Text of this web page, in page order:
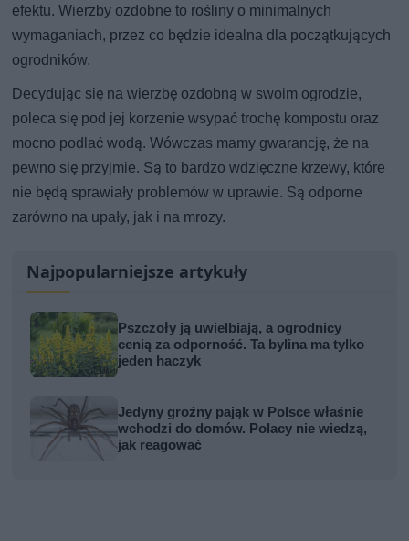
efektu. Wierzby ozdobne to rośliny o minimalnych
wymaganiach, przez co będzie idealna dla początkujących
ogrodników.
Decydując się na wierzbę ozdobną w swoim ogrodzie,
poleca się pod jej korzenie wsypać trochę kompostu oraz
mocno podlać wodą. Wówczas mamy gwarancję, że na
pewno się przyjmie. Są to bardzo wdzięczne krzewy, które
nie będą sprawiały problemów w uprawie. Są odporne
zarówno na upały, jak i na mrozy.
Najpopularniejsze artykuły
Pszczoły ją uwielbiają, a ogrodnicy
cenią za odporność. Ta bylina ma tylko
jeden haczyk
Jedyny groźny pająk w Polsce właśnie
wchodzi do domów. Polacy nie wiedzą,
jak reagować